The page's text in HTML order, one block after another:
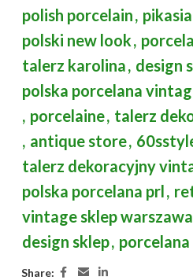
polish porcelain,
polski new look,
talerz karolina, design
polska porcelana
, porcelaine, talerz
, antique store,
talerz dekoracyjny
polska porcelana prl,
vintage sklep warszawa
design sklep,
Share: